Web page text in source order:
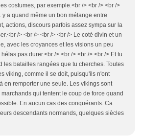
costumes, par exemple.<br /> <br /> <br />
y a quand même un bon mélange entre
actions, discours parfois assez sympa sur la
/> <br /> <br /> <br /> Le coté divin et un
avec les croyances et les visions un peu
pas durer.<br /> <br /> <br /> <br /> Et tu
les batailles rangées que tu cherches. Toutes
viking, comme il se doit, puisqu'ils n'ont
en remporter une seule. Les vikings sont
qui tentent le coup de force quand
En aucun cas des conquérants. Ca
descendants normands, quelques siècles